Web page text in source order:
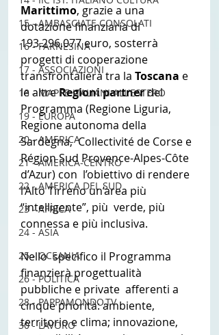
15 - AMBASCIATE CONSOLATI
16 - FARNESINA
17 - ASSOCIAZIONI
18 - MAPPE ITALIANI ALL'ESTERO
19 - EUROPA
20 - AMERICA
21 - AMERICA-CENTRO
22 - AMERICA DEL SUD
23 - AFRICA
24 - ASIA
25 - OCEANIA
26 - POLITICA
28 - PAPPAMONDO.TV
30 - LAVORO
Marittimo, grazie a una
dotazione finanziaria di
193.296.077 euro, sosterrà
progetti di cooperazione
transfrontaliera tra la Toscana e
le altre Regioni partner del
Programma (Regione Liguria,
Regione autonoma della
Sardegna,  Collectivité de Corse e
Région Sud Provence-Alpes-Côte
d’Azur) con  l’obiettivo di rendere
l’Alto Tirreno un’area più
“intelligente”, più  verde, più
connessa e più inclusiva.
Nello  specifico il Programma
finanzierà progettualità
pubbliche e private  afferenti a
cinque priorità: ambiente,
territorio e clima; innovazione,